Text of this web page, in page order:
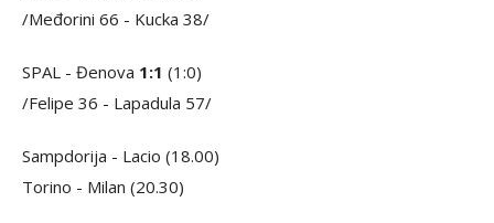
/Međorini 66 - Kucka 38/
SPAL - Đenova 1:1 (1:0)
/Felipe 36 - Lapadula 57/
Sampdorija - Lacio (18.00)
Torino - Milan (20.30)